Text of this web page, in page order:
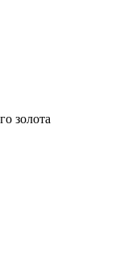
золота